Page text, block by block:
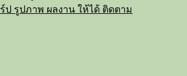
ป รูปภาพ ผลงาน ให้ได้ ติดตาม